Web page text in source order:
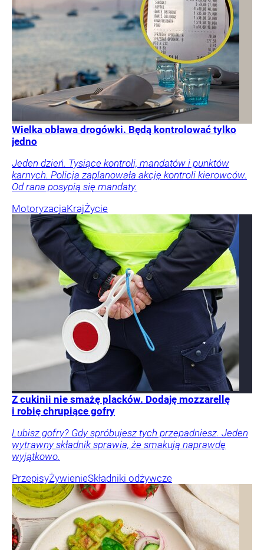
Wielka obława drogówki. Będą kontrolować tylko
jedno
Jeden dzień. Tysiące kontroli, mandatów i punktów
karnych. Policja zaplanowała akcję kontroli kierowców.
Od rana posypią się mandaty.
MotoryzacjaKrajŻycie
Z cukinii nie smażę placków. Dodaję mozzarellę
i robię chrupiące gofry
Lubisz gofry? Gdy spróbujesz tych przepadniesz. Jeden
wytrawny składnik sprawia, że smakują naprawdę
wyjątkowo.
PrzepisyŻywienieSkładniki odżywcze